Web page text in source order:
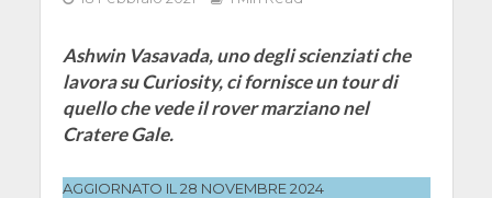
Ashwin Vasavada, uno degli scienziati che
lavora su Curiosity, ci fornisce un tour di
quello che vede il rover marziano nel
Cratere Gale.
AGGIORNATO IL 28 NOVEMBRE 2024